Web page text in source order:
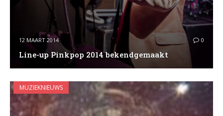
12 MAART 2014 0
Line-up Pinkpop 2014 bekendgemaakt
MUZIEKNIEUWS